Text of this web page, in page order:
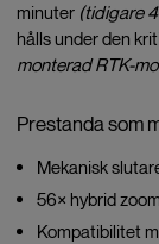
minuter (tidigare
hålls under den
monterad RTK-
Prestanda som
Mekanisk
56× hybrid
Kompatibilitet